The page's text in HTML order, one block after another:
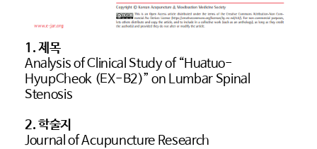
1.제목
Analysis of Clinical Study of “Huatuo-
HyupCheok (EX-B2)” on Lumbar Spinal
Stenosis
2.학술지
Journal of Acupuncture Research